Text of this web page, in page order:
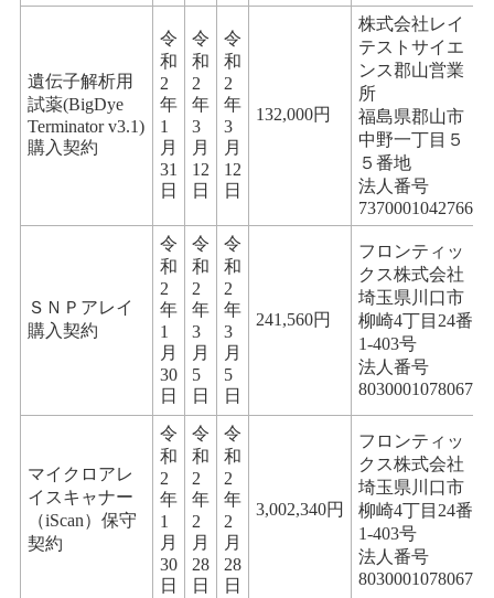
遺伝子解析用
試薬(BigDye
Terminator v3.1)
購入契約
令
和
2
年
1
月
31
日
令
和
2
年
3
月
12
日
令
和
2
年
3
月
12
日
132,000円
株式会社レイ
テストサイエ
ンス郡山営業
所
福島県郡山市
中野一丁目５
５番地
法人番号
7370001042766
ＳＮＰアレイ
購入契約
令
和
2
年
1
月
30
日
令
和
2
年
3
月
5
日
令
和
2
年
3
月
5
日
241,560円
フロンティッ
クス株式会社
埼玉県川口市
柳崎4丁目24番
1-403号
法人番号
8030001078067
マイクロアレ
イスキャナー
（iScan）保守
契約
令
和
2
年
1
月
30
日
令
和
2
年
2
月
28
日
令
和
2
年
2
月
28
日
3,002,340円
フロンティッ
クス株式会社
埼玉県川口市
柳崎4丁目24番
1-403号
法人番号
8030001078067